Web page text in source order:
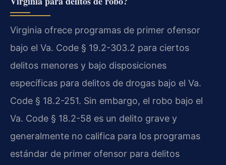
Virginia ofrece programas de primer ofensor
bajo el Va. Code § 19.2-303.2 para ciertos
delitos menores y bajo disposiciones
específicas para delitos de drogas bajo el Va.
Code § 18.2-251. Sin embargo, el robo bajo el
Va. Code § 18.2-58 es un delito grave y
generalmente no califica para los programas
estándar de primer ofensor para delitos